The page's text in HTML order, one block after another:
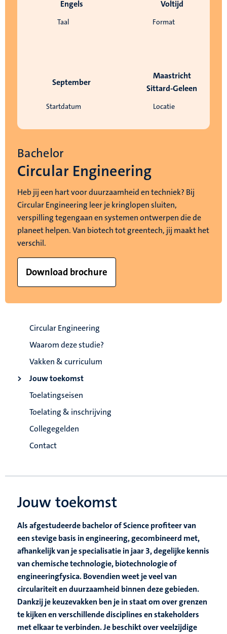
Taal
Engels
Format
Voltijd
Startdatum
September
Locatie
Maastricht
Sittard-Geleen
Bachelor
Circular Engineering
Heb jij een hart voor duurzaamheid en techniek? Bij
Circular Engineering leer je kringlopen sluiten,
verspilling tegengaan en systemen ontwerpen die de
planeet helpen. Van biotech tot greentech, jij maakt het
verschil.
Download brochure
Circular Engineering
Waarom deze studie?
Vakken & curriculum
Jouw toekomst
Toelatingseisen
Toelating & inschrijving
Collegegelden
Contact
Jouw toekomst
Als afgestudeerde bachelor of Science profiteer van
een stevige basis in engineering, gecombineerd met,
afhankelijk van je specialisatie in jaar 3, degelijke kennis
van chemische technologie, biotechnologie of
engineeringfysica. Bovendien weet je veel van
circulariteit en duurzaamheid binnen deze gebieden.
Dankzij je keuzevakken ben je in staat om over grenzen
te kijken en verschillende disciplines en stakeholders
met elkaar te verbinden. Je beschikt over veelzijdige